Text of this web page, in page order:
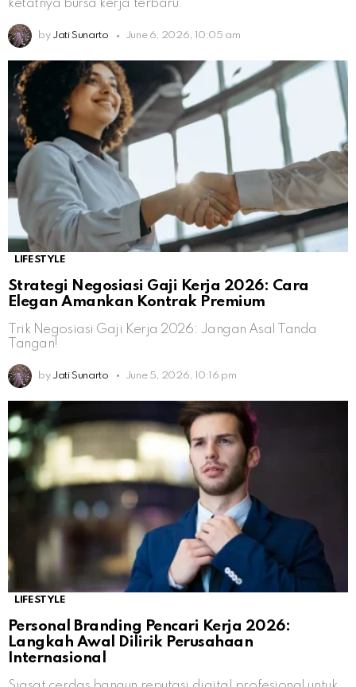
ketatnya bursa kerja terbaru.
by Jati Sunarto June 6, 2026, 10:05 am
LIFESTYLE
Strategi Negosiasi Gaji Kerja 2026: Cara
Elegan Amankan Kontrak Premium
Trik Negosiasi Gaji Kerja 2026: Jangan Asal Tanda
Tangan!
by Jati Sunarto June 5, 2026, 10:16 pm
LIFESTYLE
Personal Branding Pencari Kerja 2026:
Langkah Awal Dilirik Perusahaan
Internasional